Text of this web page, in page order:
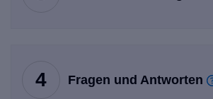
4 Fragen und Antworten